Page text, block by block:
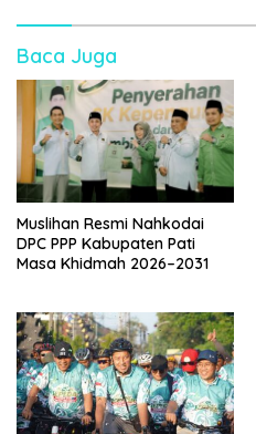
Baca Juga
Muslihan Resmi Nahkodai
DPC PPP Kabupaten Pati
Masa Khidmah 2026–2031